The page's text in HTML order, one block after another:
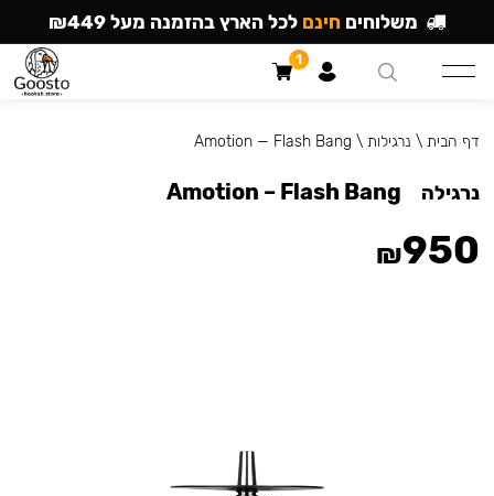
דף הבית \ נרגילות \
Amotion — Flash Bang
נרגילה Amotion – Flash Bang
₪950
משלוחים חינם לכל הארץ בהזמנה מעל ₪449
1